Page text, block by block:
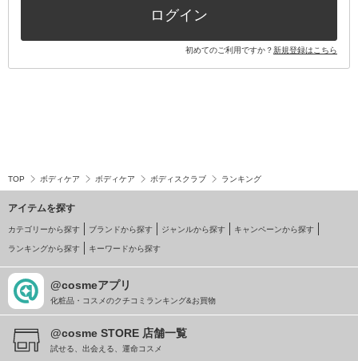
ログイン
初めてのご利用ですか？新規登録はこちら
TOP ボディケア ボディケア ボディスクラブ ランキング
アイテムを探す
カテゴリーから探す ブランドから探す ジャンルから探す キャンペーンから探す
ランキングから探す キーワードから探す
@cosmeアプリ
化粧品・コスメのクチコミランキング&お買物
@cosme STORE 店舗一覧
試せる、出会える、運命コスメ